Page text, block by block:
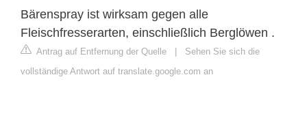
Bärenspray ist wirksam gegen alle
Fleischfresserarten, einschließlich Berglöwen .
Antrag auf Entfernung der Quelle | Sehen Sie sich die
vollständige Antwort auf translate.google.com an